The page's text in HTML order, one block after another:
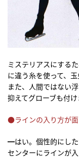
ミステリアスにする
に違う糸を使って、
また、人間ではない
抑えてグローブも付け
●ラインの入り方が面
━はい。個性的にし
センターにラインが